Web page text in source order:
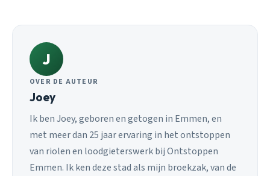
J
OVER DE AUTEUR
Joey
Ik ben Joey, geboren en getogen in Emmen, en
met meer dan 25 jaar ervaring in het ontstoppen
van riolen en loodgieterswerk bij Ontstoppen
Emmen. Ik ken deze stad als mijn broekzak, van de